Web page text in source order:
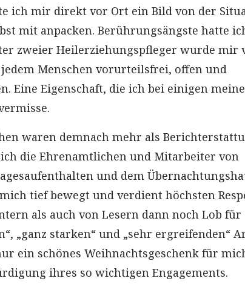
ich mir direkt vor Ort ein Bild von der
mit anpacken. Berührungsängste hatte
zweier Heilerziehungspfleger wurde mir
Menschen vorurteilsfrei, offen und
Eine Eigenschaft, die ich bei einigen
waren demnach mehr als
die Ehrenamtlichen und Mitarbeiter von
und dem
tief bewegt und verdient höchsten
als auch von Lesern dann noch Lob für
„ganz starken“ und „sehr ergreifenden“
ein schönes Weihnachtsgeschenk für
ihres so wichtigen Engagements.